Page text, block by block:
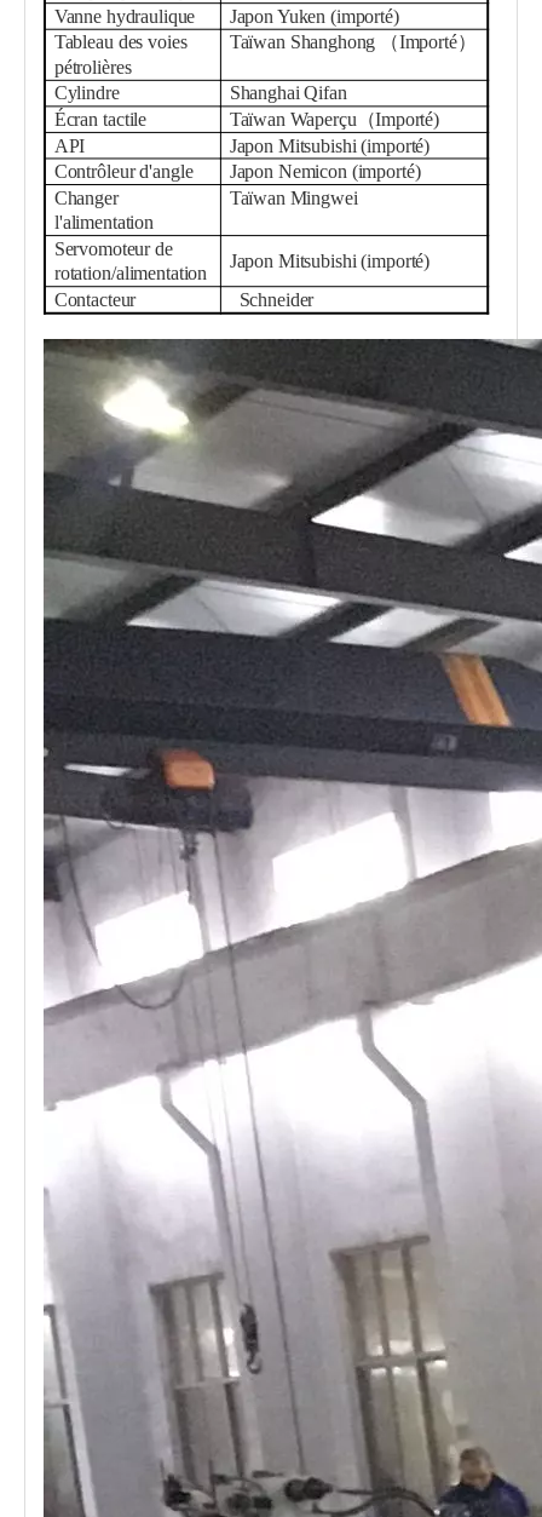
Vanne hydraulique
Japon Yuken (importé)
Tableau des voies
pétrolières
Taïwan Shanghong （Importé）
Cylindre ShanghaiQifan
Écran tactile Taïwan Waperçu （Importé)
API
Japon Mitsubishi (importé)
Contrôleur d'angle
Japon Nemicon (importé)
Changer
l'alimentation
Taïwan Mingwei
Servomoteur de
rotation/alimentation
Japon Mitsubishi (importé)
Contacteur
Schneider